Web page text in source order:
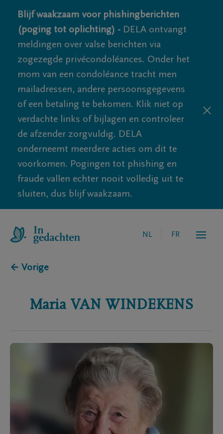
Blijf waakzaam voor phishingberichten
(poging tot oplichting) - DELA ontvangt
meldingen over valse berichten via
zogezegde privécondoléances. Onder het
mom van een condoléance tracht men
mailadressen, andere persoonsgegevens
of een betaling te bekomen. Klik niet op
verdachte links of bijlagen en controleer
de afzender zorgvuldig. DELA
onderneemt meerdere acties om dit te
voorkomen. Pogingen tot phishing en
fraude vallen echter nooit volledig uit te
sluiten, dus blijf waakzaam.
NL FR
← Vorige
Maria VAN WINDEKENS